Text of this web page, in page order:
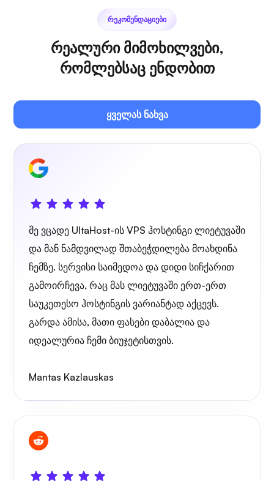
საკუთარი ტრანსლაცია
მავთულის დაცვა
რენტგენი
საოცრება
ᲠᲔᲙᲝᲛᲔᲜᲓᲐᲪᲘᲔᲑᲘ
რეალური მიმოხილვები,
რომლებსაც ენდობით
ყველას ნახვა
მე ვცადე UltaHost-ის VPS ჰოსტინგი ლიეტუვაში
და მან ნამდვილად შთაბეჭდილება მოახდინა
ჩემზე. სერვისი საიმედოა და დიდი სიჩქარით
გამოირჩევა, რაც მას ლიეტუვაში ერთ-ერთ
საუკეთესო ჰოსტინგის ვარიანტად აქცევს.
გარდა ამისა, მათი ფასები დაბალია და
იდეალურია ჩემი ბიუჯეტისთვის.
Mantas Kazlauskas